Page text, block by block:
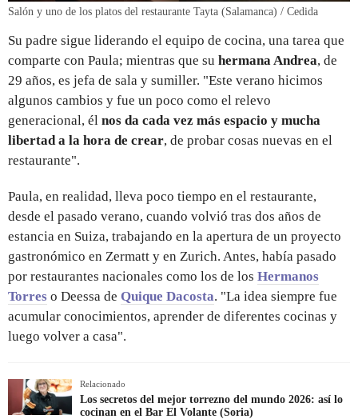
Salón y uno de los platos del restaurante Tayta (Salamanca) / Cedida
Su padre sigue liderando el equipo de cocina, una tarea que
comparte con Paula; mientras que su hermana Andrea, de
29 años, es jefa de sala y sumiller. "Este verano hicimos
algunos cambios y fue un poco como el relevo
generacional, él nos da cada vez más espacio y mucha
libertad a la hora de crear, de probar cosas nuevas en el
restaurante".
Paula, en realidad, lleva poco tiempo en el restaurante,
desde el pasado verano, cuando volvió tras dos años de
estancia en Suiza, trabajando en la apertura de un proyecto
gastronómico en Zermatt y en Zurich. Antes, había pasado
por restaurantes nacionales como los de los Hermanos
Torres o Deessa de Quique Dacosta. "La idea siempre fue
acumular conocimientos, aprender de diferentes cocinas y
luego volver a casa".
Relacionado
Los secretos del mejor torrezno del mundo 2026: así lo
cocinan en el Bar El Volante (Soria)